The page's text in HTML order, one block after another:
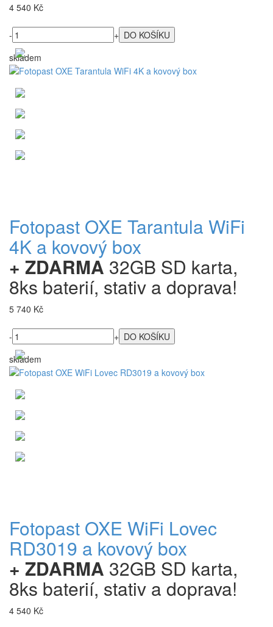
4 540 Kč
-
+
skladem
Fotopast OXE Tarantula WiFi
4K a kovový box
+ ZDARMA 32GB SD karta,
8ks baterií, stativ a doprava!
5 740 Kč
-
+
skladem
Fotopast OXE WiFi Lovec
RD3019 a kovový box
+ ZDARMA 32GB SD karta,
8ks baterií, stativ a doprava!
4 540 Kč